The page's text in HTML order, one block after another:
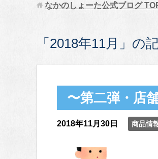
なかのしょーた公式ブログ
「2018年11月」の
〜第二弾・店
2018年11月30日 商品情